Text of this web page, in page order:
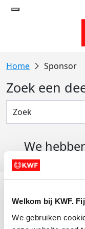
Welkom bij KWF.
We gebruiken
Sponsor
Zoek een
We
Actiematerialen
Evenementen